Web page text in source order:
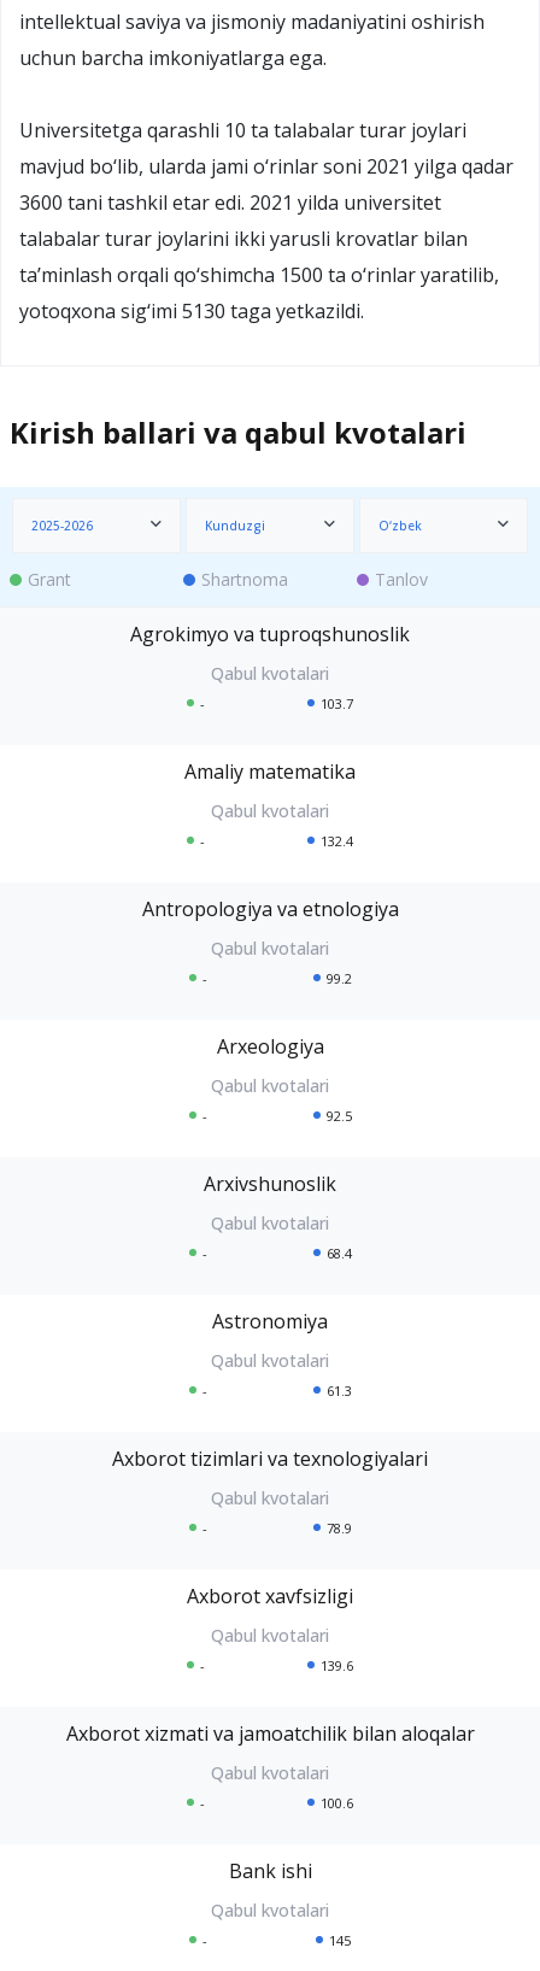
intellektual saviya va jismoniy madaniyatini oshirish
uchun barcha imkoniyatlarga ega.
Universitetga qarashli 10 ta talabalar turar joylari
mavjud bo‘lib, ularda jami o‘rinlar soni 2021 yilga qadar
3600 tani tashkil etar edi. 2021 yilda universitet
talabalar turar joylarini ikki yarusli krovatlar bilan
ta’minlash orqali qo‘shimcha 1500 ta o‘rinlar yaratilib,
yotoqxona sig‘imi 5130 taga yetkazildi.
Kirish ballari va qabul kvotalari
2025-2026 Kunduzgi O‘zbek
Grant Shartnoma Tanlov
Agrokimyo va tuproqshunoslik
- 103.7
Amaliy matematika
- 132.4
Antropologiya va etnologiya
- 99.2
Arxeologiya
- 92.5
Arxivshunoslik
- 68.4
Astronomiya
- 61.3
Axborot tizimlari va texnologiyalari
- 78.9
Axborot xavfsizligi
- 139.6
Axborot xizmati va jamoatchilik bilan aloqalar
- 100.6
Bank ishi
- 145